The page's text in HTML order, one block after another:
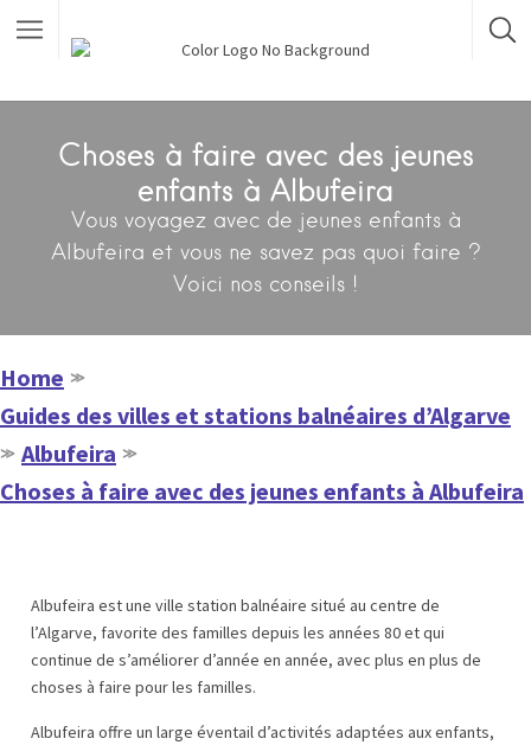
Choses à faire avec des jeunes
enfants à Albufeira
Vous voyagez avec de jeunes enfants à
Albufeira et vous ne savez pas quoi faire ?
Voici nos conseils !
Home ≫
Guides des villes et stations balnéaires d’Algarve
≫ Albufeira ≫
Choses à faire avec des jeunes enfants à Albufeira
Albufeira est une ville station balnéaire situé au centre de
l’Algarve, favorite des familles depuis les années 80 et qui
continue de s’améliorer d’année en année, avec plus en plus de
choses à faire pour les familles.
Albufeira offre un large éventail d’activités adaptées aux enfants,